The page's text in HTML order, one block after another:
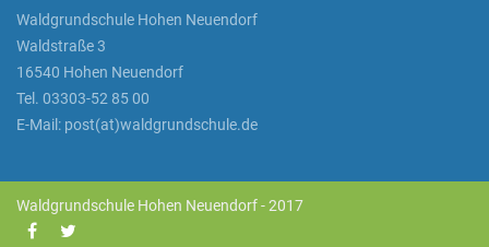
Waldgrundschule Hohen Neuendorf
Waldstraße 3
16540 Hohen Neuendorf
Tel. 03303-52 85 00
E-Mail: post(at)waldgrundschule.de
Waldgrundschule Hohen Neuendorf - 2017